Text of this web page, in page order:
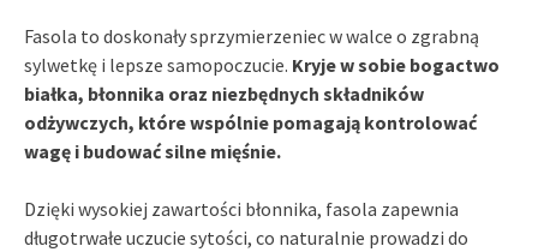
Fasola to doskonały sprzymierzeniec w walce o zgrabną
sylwetkę i lepsze samopoczucie. Kryje w sobie bogactwo
białka, błonnika oraz niezbędnych składników
odżywczych, które wspólnie pomagają kontrolować
wagę i budować silne mięśnie.
Dzięki wysokiej zawartości błonnika, fasola zapewnia
długotrwałe uczucie sytości, co naturalnie prowadzi do